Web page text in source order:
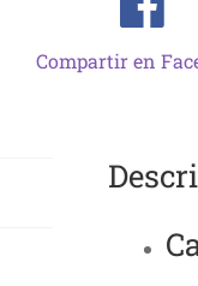
Compartir en